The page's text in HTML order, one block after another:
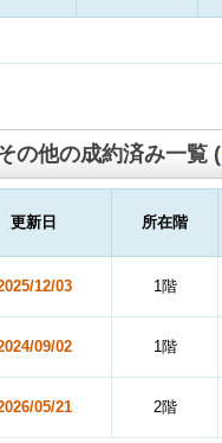
の他の成約済み一覧 (
更新日 所在階
12/03 1階
09/02 1階
05/21 2階